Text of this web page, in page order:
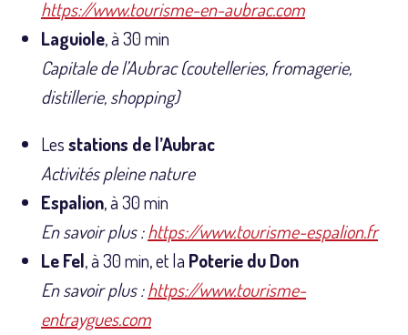
https://www.tourisme-en-aubrac.com
Laguiole, à 30 min
Capitale de l’Aubrac (coutelleries, fromagerie,
distillerie, shopping)
Lesstations de l’Aubrac
Activités pleine nature
Espalion, à 30 min
En savoir plus :https://www.tourisme-espalion.fr
Le Fel, à 30 min, et la Poterie du Don
En savoir plus :https://www.tourisme-
entraygues.com